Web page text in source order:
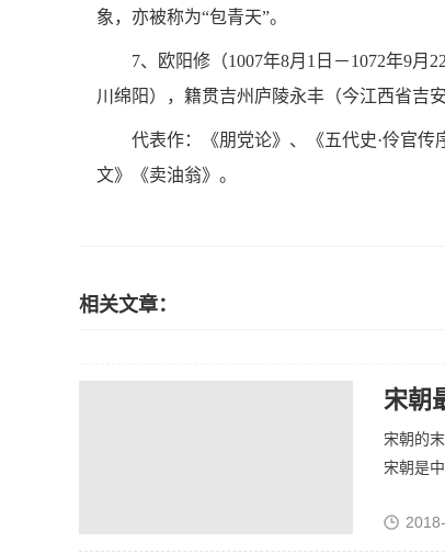
象，亦被称为“包青天”。
7、欧阳修（1007年8月1日－1072年9
川绵阳），籍贯吉州庐陵永丰（今江西省吉
代表作：《朋党论》、《五代史·伶官
文》《卖油翁》。
相关文章：
宋朝
宋朝的
宋朝是